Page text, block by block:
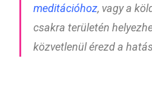
meditációhoz, vagy a
csakra területén
közvetlenül érezd a